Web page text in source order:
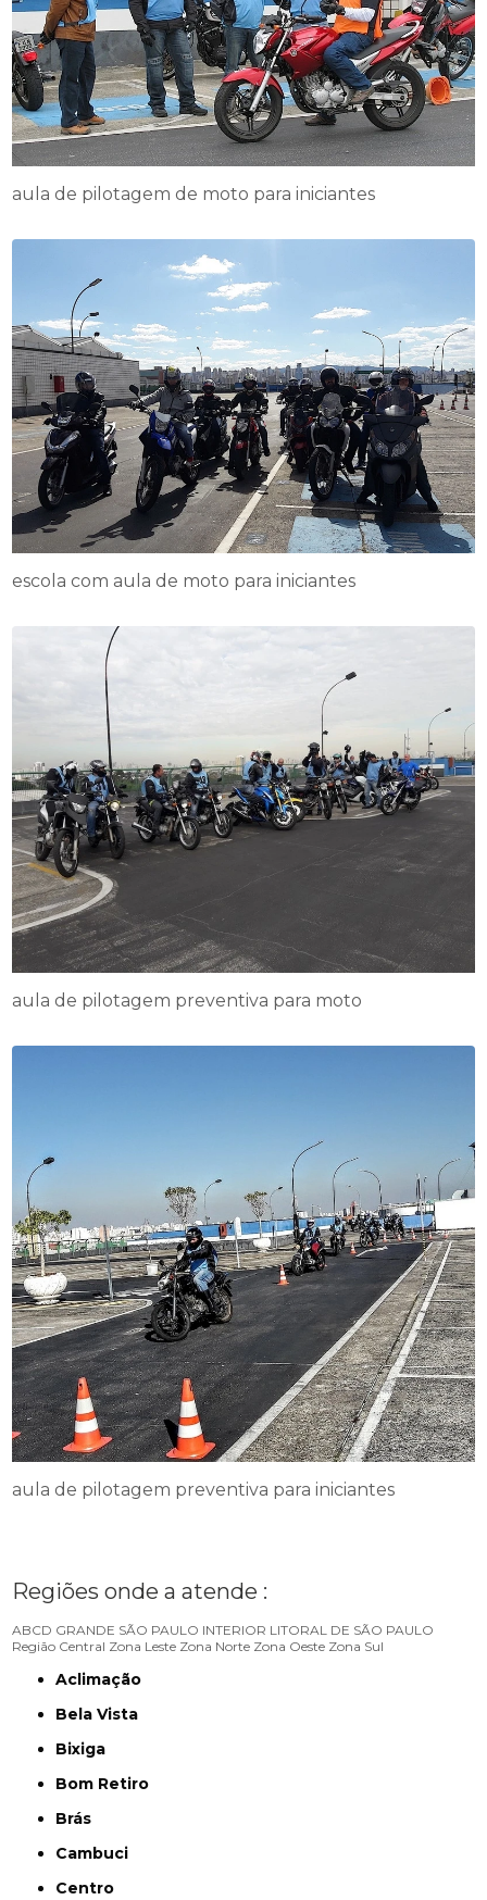
aula de pilotagem de moto para iniciantes
escola com aula de moto para iniciantes
aula de pilotagem preventiva para moto
aula de pilotagem preventiva para iniciantes
Regiões onde a atende :
ABCD GRANDE SÃO PAULO INTERIOR LITORAL DE SÃO PAULO
Região Central Zona Leste Zona Norte Zona Oeste Zona Sul
Aclimação
Bela Vista
Bixiga
Bom Retiro
Brás
Cambuci
Centro